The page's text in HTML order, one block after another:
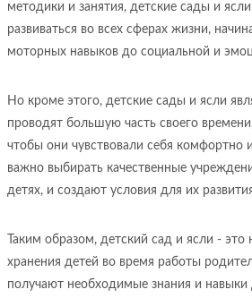
методики и занятия, детские сады и
развиваться во всех сферах жизни,
моторных навыков до социальной и
Но кроме этого, детские сады и ясли
проводят большую часть своего
чтобы они чувствовали себя комфортно
важно выбирать качественные
детях, и создают условия для их
Таким образом, детский сад и ясли - это
хранения детей во время работы
получают необходимые знания и навыки